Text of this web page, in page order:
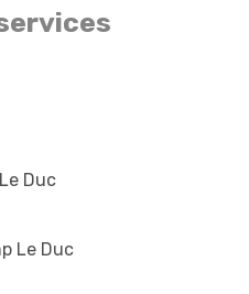
Duc
Le Duc